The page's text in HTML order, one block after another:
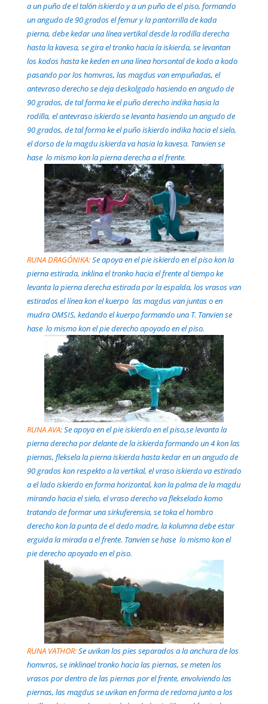
a un puño de el talón iskierdo y a un puño de el piso, formando
un angudo de 90 grados el femur y la pantorrilla de kada
pierna, debe kedar una línea vertikal desde la rodilla derecha
hasta la kavesa, se gira el tronko hacia la iskierda, se levantan
los kodos hasta ke keden en una línea horsontal de kodo a kodo
pasando por los homvros, las magdus van empuñadas, el
antevraso derecho se deja deskolgado hasiendo en angudo de
90 grados, de tal forma ke el puño derecho indika hasia la
rodilla, el antevraso iskierdo se levanta hasiendo un angudo de
90 grados, de tal forma ke el puño iskierdo indika hacia el sielo,
el dorso de la magdu iskierda va hasia la kavesa. Tanvien se
hase lo mismo kon la pierna derecha a el frente.
RUNA DRAGÓNIKA:Se apoya en el pie iskierdo en el piso kon la
pierna estirada, inklina el tronko hacia el frente al tiempo ke
levanta la pierna derecha estirada por la espalda, los vrasos van
estirados el línea kon el kuerpo las magdus van juntas o en
mudra OMSIS, kedando el kuerpo formando una T. Tanvien se
hase lo mismo kon el pie derecho apoyado en el piso.
RUNA AVA: Se apoya en el pie iskierdo en el piso,se levanta la
pierna derecha por delante de la iskierda formando un 4 kon las
piernas, fleksela la pierna iskierda hasta kedar en un angudo de
90 grados kon respekto a la vertikal, el vraso iskierdo va estirado
a el lado iskierdo en forma horizontal, kon la palma de la magdu
mirando hacia el sielo, el vraso derecho va flekselado komo
tratando de formar una sirkuferensia, se toka el hombro
derecho kon la punta de el dedo madre, la kolumna debe estar
erguida la mirada a el frente. Tanvien se hase lo mismo kon el
pie derecho apoyado en el piso.
RUNA VATHOR:Se uvikan los pies separados a la anchura de los
homvros, se inklinael tronko hacia las piernas, se meten los
vrasos por dentro de las piernas por el frente, envolviendo las
piernas, las magdus se uvikan en forma de redoma junto a los